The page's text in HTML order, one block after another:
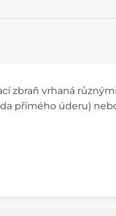
zbraň vrhaná
přímého úderu)